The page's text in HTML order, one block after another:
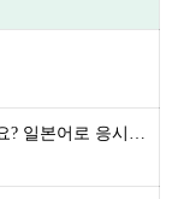
문부성 학부유학시험 영어로 응시해야하나요? 일본어로 응시해야하나요?